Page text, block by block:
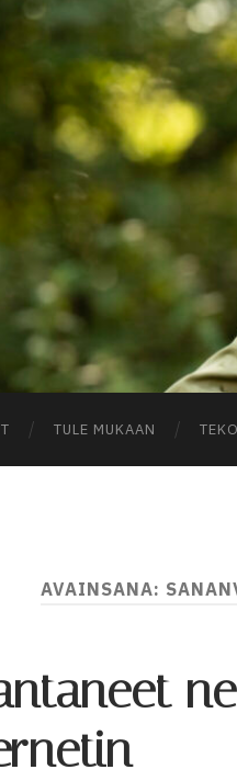
TULE MUKAAN
AVAINSANA: